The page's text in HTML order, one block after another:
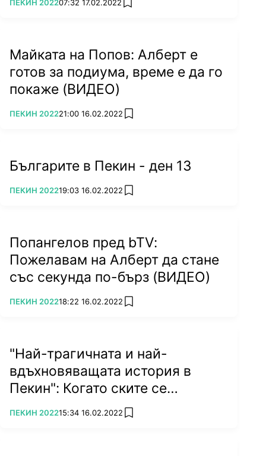
ПОВЕЧЕ ОТ
ПЕКИН 202207:32 17.02.2022 add favorites
Майката на Попов: Алберт е
готов за подиума, време е да го
покаже (ВИДЕО)
ПОВЕЧЕ ОТ
ПЕКИН 202221:00 16.02.2022 add favorites
Българите в Пекин - ден 13
ПОВЕЧЕ ОТ
ПЕКИН 202219:03 16.02.2022 add favorites
Попангелов пред bTV:
Пожелавам на Алберт да стане
със секунда по-бърз (ВИДЕО)
ПОВЕЧЕ ОТ
ПЕКИН 202218:22 16.02.2022 add favorites
"Най-трагичната и най-
вдъхновяващата история в
Пекин": Когато ските се
предават с... трансплантация
ПОВЕЧЕ ОТ
ПЕКИН 202215:34 16.02.2022 add favorites